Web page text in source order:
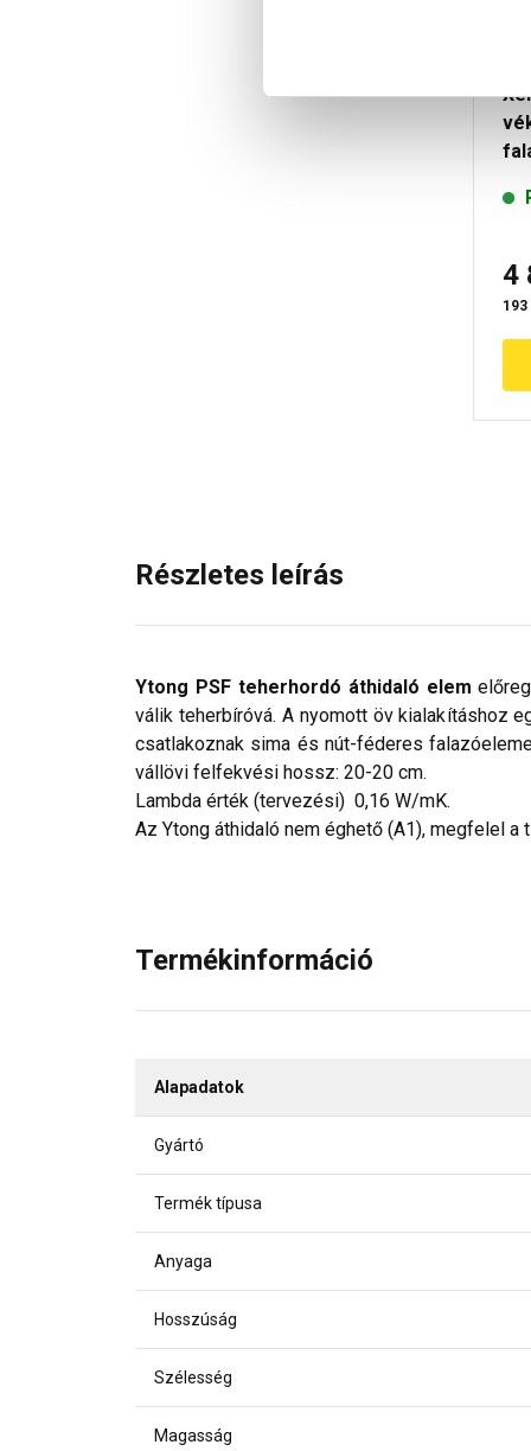
4
Részletes leírás
Ytong PSF teherhordó áthidaló elem
válik teherbíróvá. A nyomott öv kialakításhoz
csatlakoznak sima és nút-féderes
vállövi felfekvési hossz: 20-20 cm.
Lambda érték (tervezési) 0,16 W/mK.
Az Ytong áthidaló nem éghető (A1), megfelel
Termékinformáció
Alapadatok
Gyártó
Termék típusa
Anyaga
Hosszúság
Szélesség
Magasság